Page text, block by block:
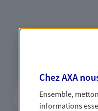
Vous
Chez AXA
Ensemble,
informations